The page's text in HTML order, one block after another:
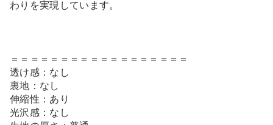
わりを実現しています。
＝＝＝＝＝＝＝＝＝＝＝＝＝＝＝＝＝＝
透け感：なし
裏地：なし
伸縮性：あり
光沢感：なし